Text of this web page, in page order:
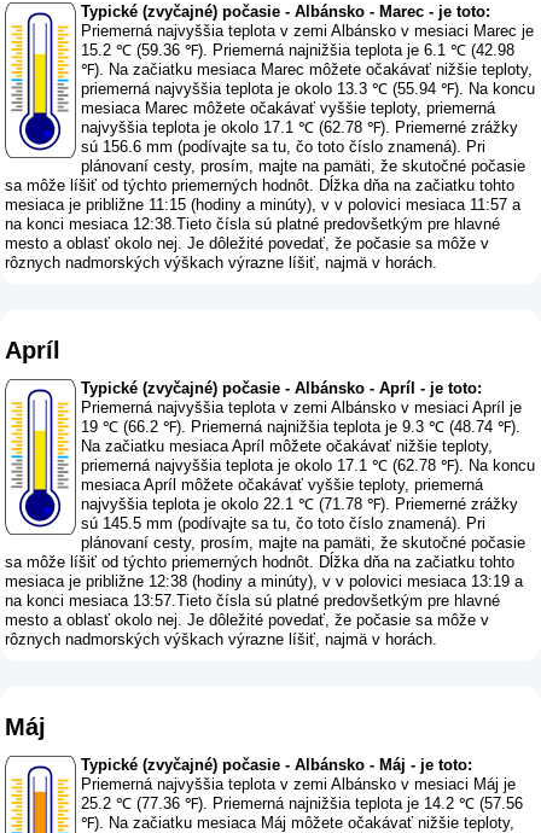
Typické (zvyčajné) počasie - Albánsko - Marec - je toto:
Priemerná najvyššia teplota v zemi Albánsko v mesiaci Marec je
15.2 ℃ (59.36 ℉). Priemerná najnižšia teplota je 6.1 ℃ (42.98
℉). Na začiatku mesiaca Marec môžete očakávať nižšie teploty,
priemerná najvyššia teplota je okolo 13.3 ℃ (55.94 ℉). Na koncu
mesiaca Marec môžete očakávať vyššie teploty, priemerná
najvyššia teplota je okolo 17.1 ℃ (62.78 ℉). Priemerné zrážky
sú 156.6 mm (podívajte sa tu, čo toto číslo znamená). Pri
plánovaní cesty, prosím, majte na pamäti, že skutočné počasie
sa môže líšiť od týchto priemerných hodnôt. Dĺžka dňa na začiatku tohto
mesiaca je približne 11:15 (hodiny a minúty), v v polovici mesiaca 11:57 a
na konci mesiaca 12:38.Tieto čísla sú platné predovšetkým pre hlavné
mesto a oblasť okolo nej. Je dôležité povedať, že počasie sa môže v
rôznych nadmorských výškach výrazne líšiť, najmä v horách.
Apríl
Typické (zvyčajné) počasie - Albánsko - Apríl - je toto:
Priemerná najvyššia teplota v zemi Albánsko v mesiaci Apríl je
19 ℃ (66.2 ℉). Priemerná najnižšia teplota je 9.3 ℃ (48.74 ℉).
Na začiatku mesiaca Apríl môžete očakávať nižšie teploty,
priemerná najvyššia teplota je okolo 17.1 ℃ (62.78 ℉). Na koncu
mesiaca Apríl môžete očakávať vyššie teploty, priemerná
najvyššia teplota je okolo 22.1 ℃ (71.78 ℉). Priemerné zrážky
sú 145.5 mm (podívajte sa tu, čo toto číslo znamená). Pri
plánovaní cesty, prosím, majte na pamäti, že skutočné počasie
sa môže líšiť od týchto priemerných hodnôt. Dĺžka dňa na začiatku tohto
mesiaca je približne 12:38 (hodiny a minúty), v v polovici mesiaca 13:19 a
na konci mesiaca 13:57.Tieto čísla sú platné predovšetkým pre hlavné
mesto a oblasť okolo nej. Je dôležité povedať, že počasie sa môže v
rôznych nadmorských výškach výrazne líšiť, najmä v horách.
Máj
Typické (zvyčajné) počasie - Albánsko - Máj - je toto:
Priemerná najvyššia teplota v zemi Albánsko v mesiaci Máj je
25.2 ℃ (77.36 ℉). Priemerná najnižšia teplota je 14.2 ℃ (57.56
℉). Na začiatku mesiaca Máj môžete očakávať nižšie teploty,